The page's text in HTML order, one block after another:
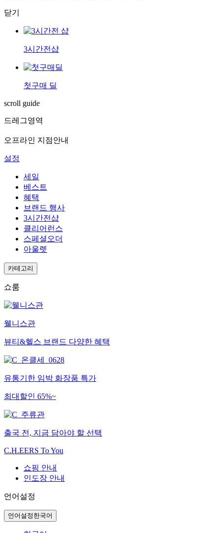
닫기
3시간전샵
첫구매 딜
scroll guide
드레그영역
오프라인 지점안내
설정
세일
베스트
혜택
브랜드 행사
3시간전샵
클리어런스
스페셜오더
아울렛
카테고리
쇼룸
웰니스관
뷰티&헬스 브랜드 다양한 혜택
유통기한 임박 화장품 특가
최대할인 65%~
출국 전, 지금 담아야 할 선택
C.H.EERS To You
쇼핑 안내
인도장 안내
언어설정
언어설정 한국어